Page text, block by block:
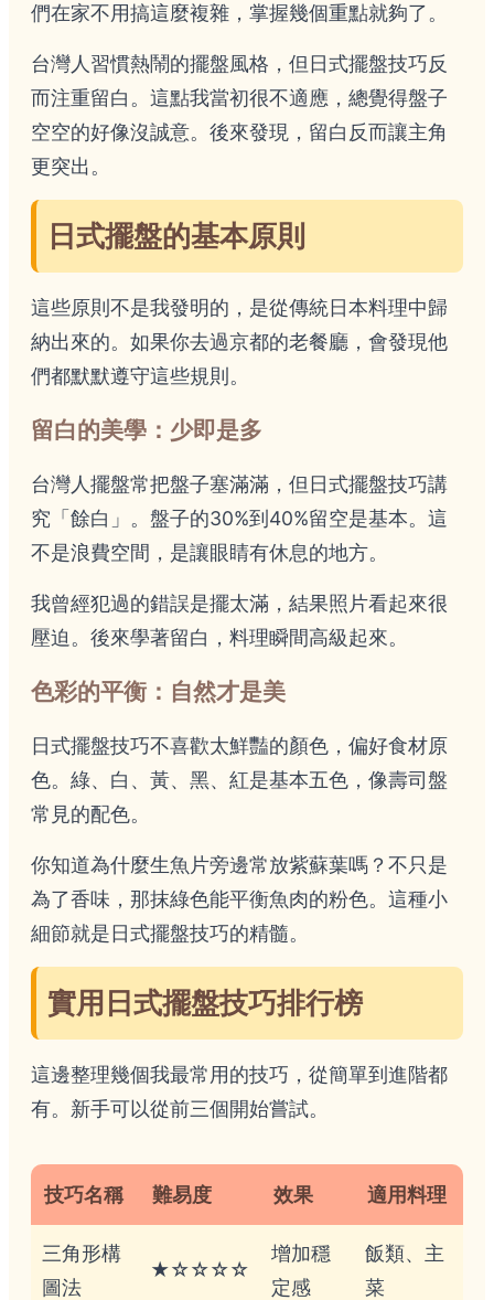
們在家不用搞這麼複雜，掌握幾個重點就夠了。
台灣人習慣熱鬧的擺盤風格，但日式擺盤技巧反
而注重留白。這點我當初很不適應，總覺得盤子
空空的好像沒誠意。後來發現，留白反而讓主角
更突出。
日式擺盤的基本原則
這些原則不是我發明的，是從傳統日本料理中歸
納出來的。如果你去過京都的老餐廳，會發現他
們都默默遵守這些規則。
留白的美學：少即是多
台灣人擺盤常把盤子塞滿滿，但日式擺盤技巧講
究「餘白」。盤子的30%到40%留空是基本。這
不是浪費空間，是讓眼睛有休息的地方。
我曾經犯過的錯誤是擺太滿，結果照片看起來很
壓迫。後來學著留白，料理瞬間高級起來。
色彩的平衡：自然才是美
日式擺盤技巧不喜歡太鮮豔的顏色，偏好食材原
色。綠、白、黃、黑、紅是基本五色，像壽司盤
常見的配色。
你知道為什麼生魚片旁邊常放紫蘇葉嗎？不只是
為了香味，那抹綠色能平衡魚肉的粉色。這種小
細節就是日式擺盤技巧的精髓。
實用日式擺盤技巧排行榜
這邊整理幾個我最常用的技巧，從簡單到進階都
有。新手可以從前三個開始嘗試。
技巧名稱 難易度 效果 適用料理
三角形構
圖法
★☆☆☆☆
增加穩
定感
飯類、主
菜